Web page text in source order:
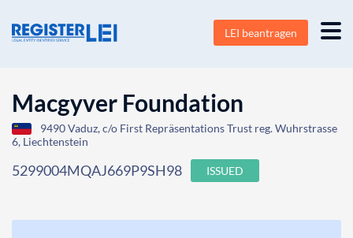
LEI beantragen
Macgyver Foundation
9490 Vaduz, c/o First Repräsentations Trust reg. Wuhrstrasse
6, Liechtenstein
5299004MQAJ669P9SH98 ISSUED